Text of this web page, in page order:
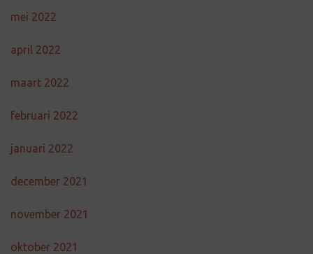
mei 2022
april 2022
maart 2022
februari 2022
januari 2022
december 2021
november 2021
oktober 2021